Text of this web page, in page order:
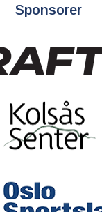
Sponsorer